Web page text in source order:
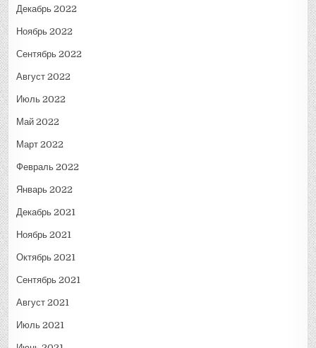
Декабрь 2022
Ноябрь 2022
Сентябрь 2022
Август 2022
Июль 2022
Май 2022
Март 2022
Февраль 2022
Январь 2022
Декабрь 2021
Ноябрь 2021
Октябрь 2021
Сентябрь 2021
Август 2021
Июль 2021